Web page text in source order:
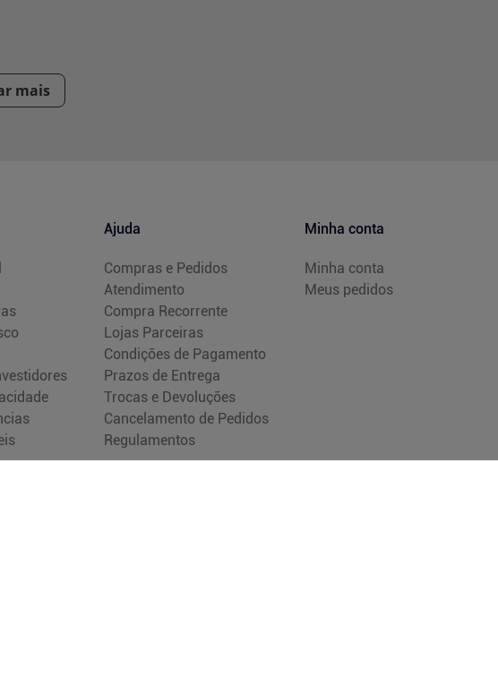
Ajuda
Compras e Pedidos
Atendimento
Compra Recorrente
Lojas Parceiras
Condições de Pagamento
Prazos de Entrega
Trocas e Devoluções
Cancelamento de Pedidos
Regulamentos
Minha conta
Minha conta
Meus pedidos